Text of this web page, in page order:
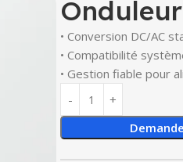
• Conversion DC/AC
• Compatibilité
• Gestion fiable pour